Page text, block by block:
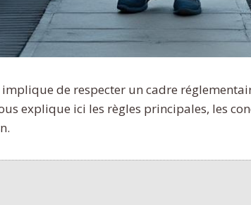
de respecter un cadre
explique ici les règles principales, les